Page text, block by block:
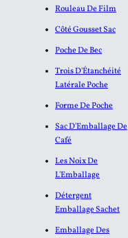
Rouleau De Film
Côté Gousset Sac
Poche De Bec
Trois D'Étanchéité
Latérale Poche
Forme De Poche
Sac D'Emballage De
Café
Les Noix De
L'Emballage
Détergent
Emballage Sachet
Emballage Des